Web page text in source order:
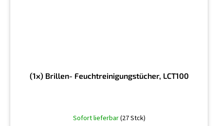
(1x) Brillen- Feuchtreinigungstücher, LCT100
Sofort lieferbar(27 Stck)